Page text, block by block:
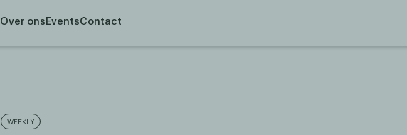
Over ons EventsContact
WEEKLY